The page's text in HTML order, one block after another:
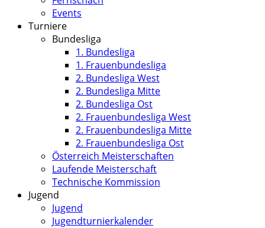
Events
Turniere
Bundesliga
1. Bundesliga
1. Frauenbundesliga
2. Bundesliga West
2. Bundesliga Mitte
2. Bundesliga Ost
2. Frauenbundesliga West
2. Frauenbundesliga Mitte
2. Frauenbundesliga Ost
Österreich Meisterschaften
Laufende Meisterschaft
Technische Kommission
Jugend
Jugend
Jugendturnierkalender